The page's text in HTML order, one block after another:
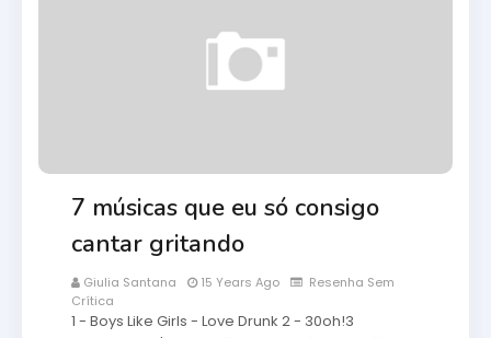
7 músicas que eu só consigo
cantar gritando
Giulia Santana 15 Years Ago
Resenha Sem
Crítica
1 - Boys Like Girls - Love Drunk 2 - 30oh!3